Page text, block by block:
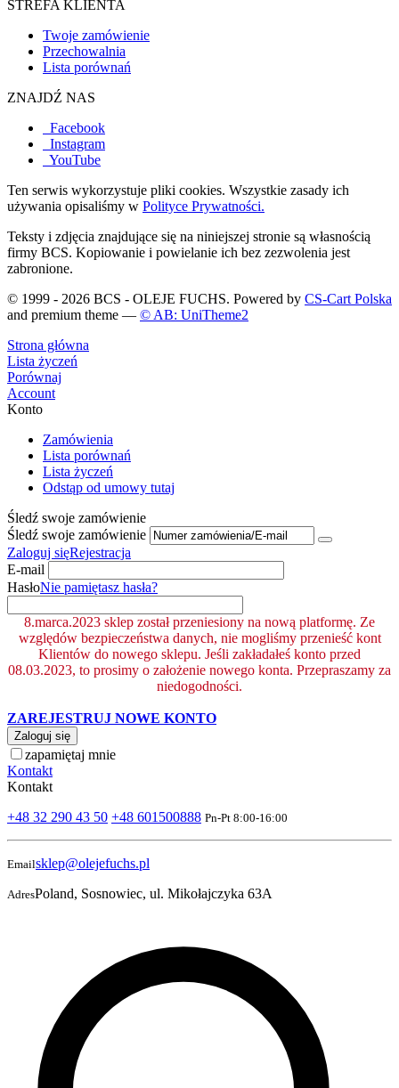
STREFA KLIENTA
Twoje zamówienie
Przechowalnia
Lista porównań
ZNAJDŹ NAS
Facebook
Instagram
YouTube
Ten serwis wykorzystuje pliki cookies. Wszystkie zasady ich
używania opisaliśmy w Polityce Prywatności.
Teksty i zdjęcia znajdujące się na niniejszej stronie są własnością
firmy BCS. Kopiowanie i powielanie ich bez zezwolenia jest
zabronione.
© 1999 - 2026 BCS - OLEJE FUCHS. Powered by CS-Cart Polska
and premium theme — © AB: UniTheme2
Strona główna
Lista życzeń
Porównaj
Account
Konto
Zamówienia
Lista porównań
Lista życzeń
Odstąp od umowy tutaj
Śledź swoje zamówienie
Śledź swoje zamówienie
Zaloguj sięRejestracja
E-mail
HasłoNie pamiętasz hasła?
8.marca.2023 sklep został przeniesiony na nową platformę. Ze
względów bezpieczeństwa danych, nie mogliśmy przenieść kont
Klientów do nowego sklepu. Jeśli zakładałeś konto przed
08.03.2023, to prosimy o założenie nowego konta. Przepraszamy za
niedogodności.
ZAREJESTRUJ NOWE KONTO
Zaloguj się
zapamiętaj mnie
Kontakt
Kontakt
+48 32 290 43 50 +48 601500888 Pn-Pt 8:00-16:00
Emailsklep@olejefuchs.pl
AdresPoland, Sosnowiec, ul. Mikołajczyka 63A